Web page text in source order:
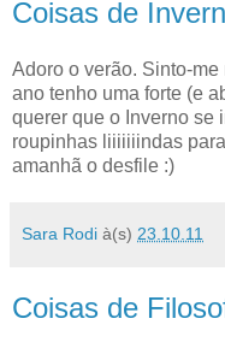
Coisas de
Adoro o verão. Sinto-
ano tenho uma forte (e
querer que o Inverno se
roupinhas liiiiiiindas
amanhã o desfile :)
Sara Rodi à(s) 23.10.11
Coisas de